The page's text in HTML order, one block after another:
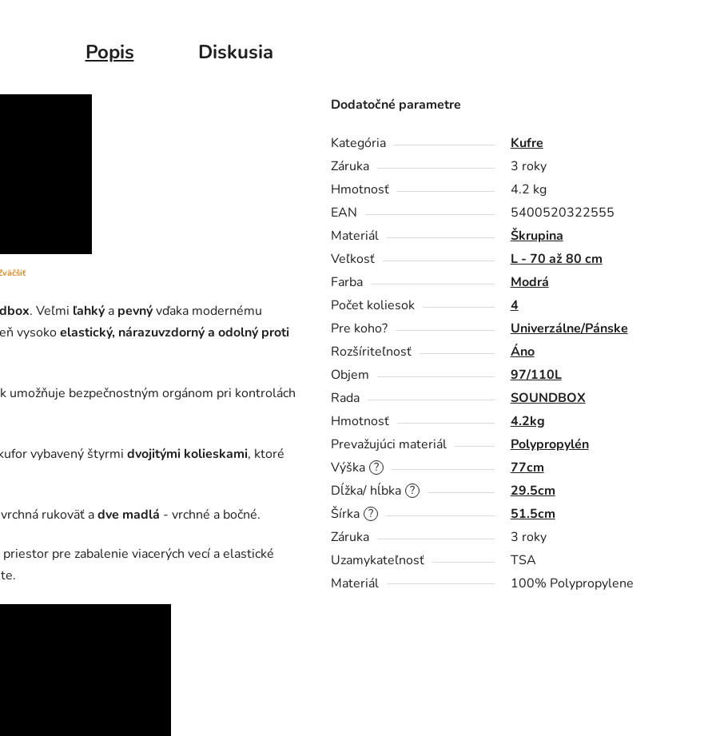
Popis Diskusia
. Veľmi ľahký a pevnývďaka modernému
vysokoelastický, nárazuvzdorný a odolný proti
umožňuje bezpečnostným orgánom pri kontrolách
vybavený štyrmi dvojitými kolieskami, ktoré
rukoväť adve madlá - vrchné a bočné.
pre zabalenie viacerých vecí a elastické
Dodatočné parametre
Kategória
Kufre
Záruka
3 roky
Hmotnosť
4.2 kg
EAN
5400520322555
Materiál
Škrupina
Veľkosť
L - 70 až 80 cm
Farba
Modrá
Počet koliesok
4
Pre koho?
Univerzálne/Pánske
Rozšíriteľnosť
Áno
Objem
97/110L
Rada
SOUNDBOX
Hmotnosť
4.2kg
Prevažujúci materiál
Polypropylén
?
Výška 77cm
?
Dĺžka/ hĺbka 29.5cm
?
Šírka
51.5cm
Záruka
3 roky
Uzamykateľnosť
TSA
Materiál
100% Polypropylene